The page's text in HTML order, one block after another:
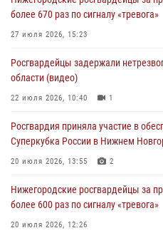
более 670 раз по сигналу «тревога»
27 июля 2026, 15:23
Росгвардейцы задержали
области (видео)
22 июля 2026, 10:40 1
Росгвардия приняла участие в
Суперкубка России в Нижнем
20 июля 2026, 13:55 2
Нижегородские росгвардейцы за
более 600 раз по сигналу «тревога»
20 июля 2026, 12:26